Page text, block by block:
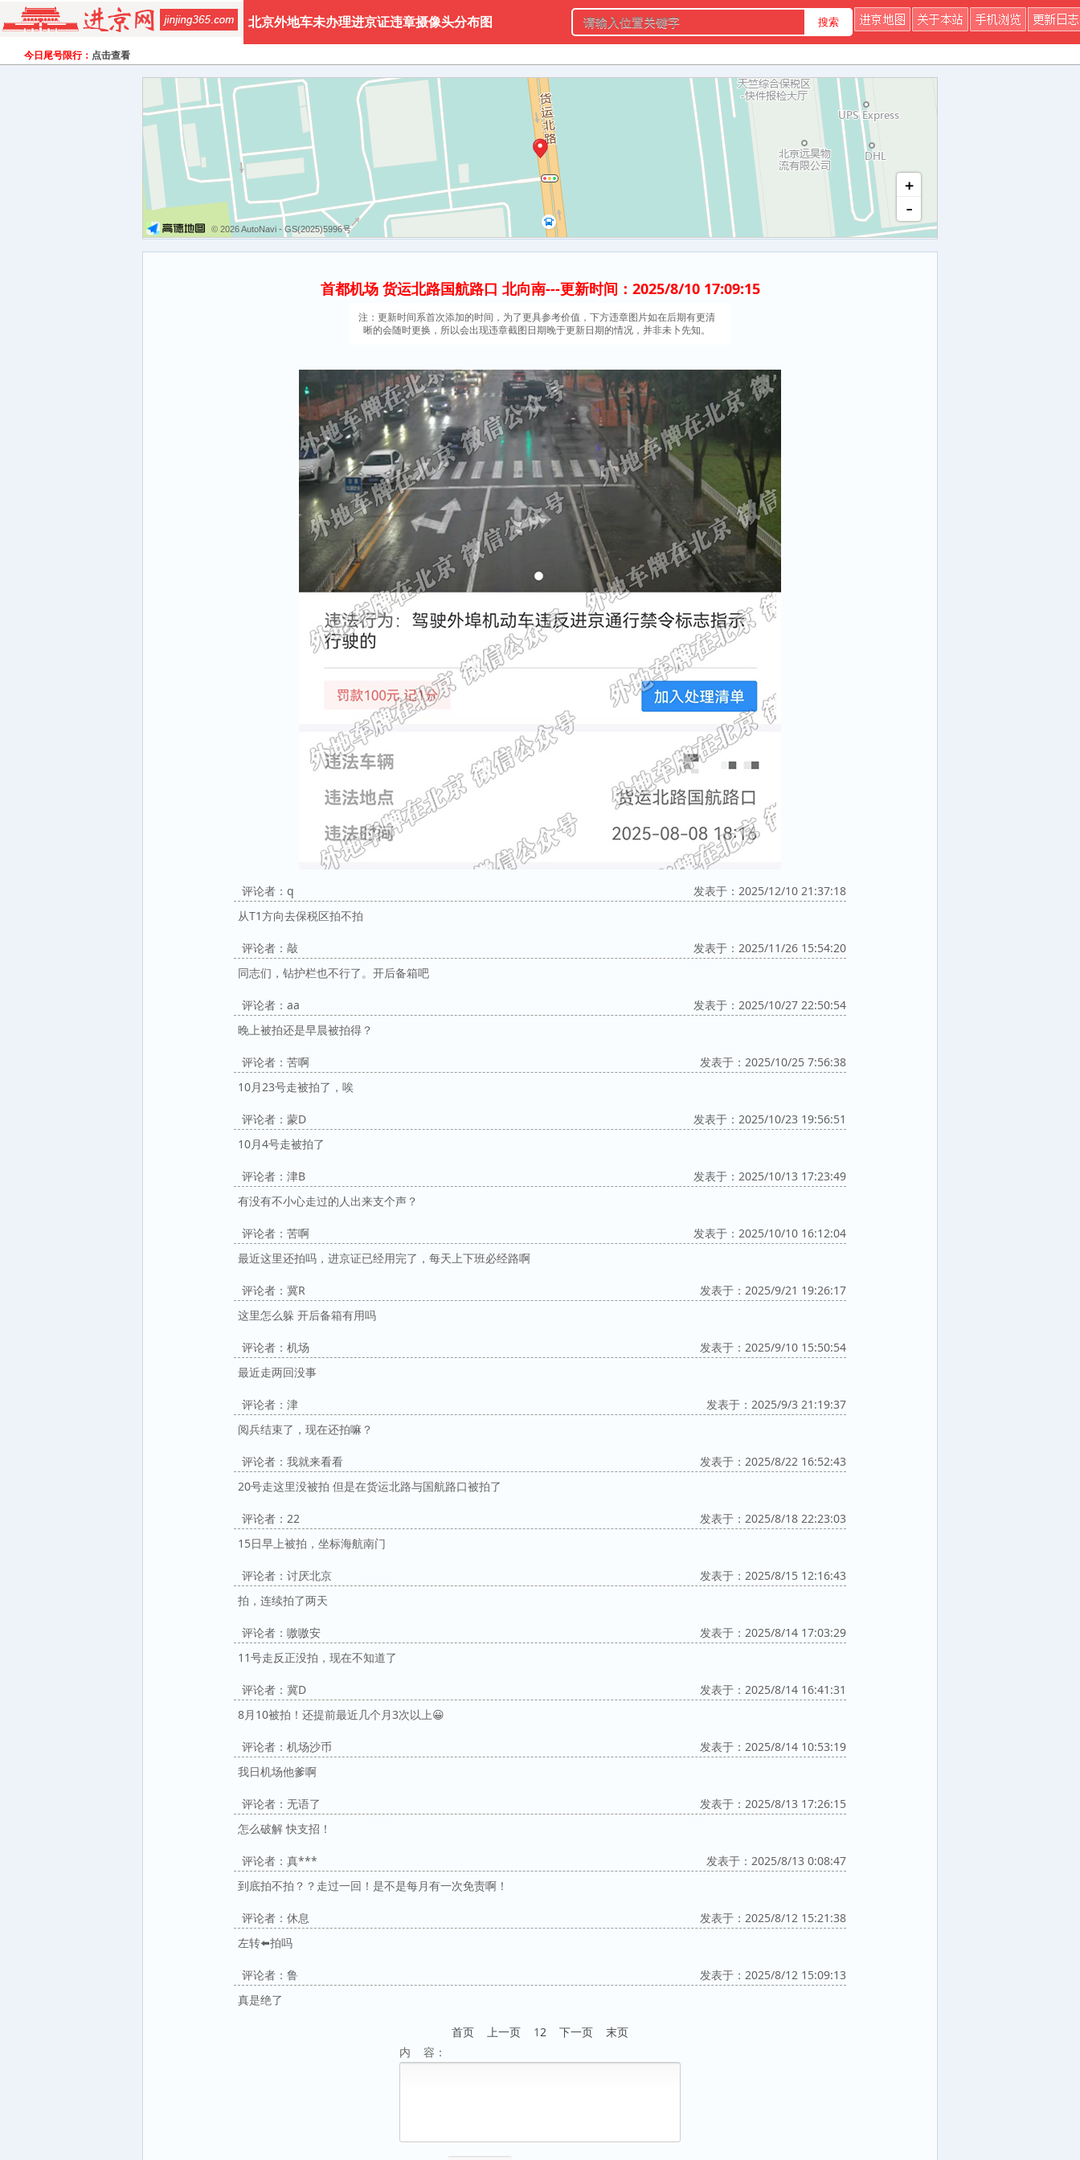
北京外地车未办理进京证违章摄像头分布图
今日尾号限行： 点击查看
+
-
© 2026 AutoNavi - GS(2025)5996号
首都机场 货运北路国航路口 北向南---更新时间：2025/8/10 17:09:15
注：更新时间系首次添加的时间，为了更具参考价值，下方违章图片如在后期有更清
晰的会随时更换，所以会出现违章截图日期晚于更新日期的情况，并非未卜先知。
发表于：2025/12/10 21:37:18
评论者：q
从T1方向去保税区拍不拍
发表于：2025/11/26 15:54:20
评论者：敲
同志们，钻护栏也不行了。开后备箱吧
发表于：2025/10/27 22:50:54
评论者：aa
晚上被拍还是早晨被拍得？
发表于：2025/10/25 7:56:38
评论者：苦啊
10月23号走被拍了，唉
发表于：2025/10/23 19:56:51
评论者：蒙D
10月4号走被拍了
发表于：2025/10/13 17:23:49
评论者：津B
有没有不小心走过的人出来支个声？
发表于：2025/10/10 16:12:04
评论者：苦啊
最近这里还拍吗，进京证已经用完了，每天上下班必经路啊
发表于：2025/9/21 19:26:17
评论者：冀R
这里怎么躲 开后备箱有用吗
发表于：2025/9/10 15:50:54
评论者：机场
最近走两回没事
发表于：2025/9/3 21:19:37
评论者：津
阅兵结束了，现在还拍嘛？
发表于：2025/8/22 16:52:43
评论者：我就来看看
20号走这里没被拍 但是在货运北路与国航路口被拍了
发表于：2025/8/18 22:23:03
评论者：22
15日早上被拍，坐标海航南门
发表于：2025/8/15 12:16:43
评论者：讨厌北京
拍，连续拍了两天
发表于：2025/8/14 17:03:29
评论者：嗷嗷安
11号走反正没拍，现在不知道了
发表于：2025/8/14 16:41:31
评论者：冀D
8月10被拍！还提前最近几个月3次以上😀
发表于：2025/8/14 10:53:19
评论者：机场沙币
我日机场他爹啊
发表于：2025/8/13 17:26:15
评论者：无语了
怎么破解 快支招！
发表于：2025/8/13 0:08:47
评论者：真***
到底拍不拍？？走过一回！是不是每月有一次免责啊！
发表于：2025/8/12 15:21:38
评论者：休息
左转⬅️拍吗
发表于：2025/8/12 15:09:13
评论者：鲁
真是绝了
首页 上一页 12 下一页 末页
内 容：